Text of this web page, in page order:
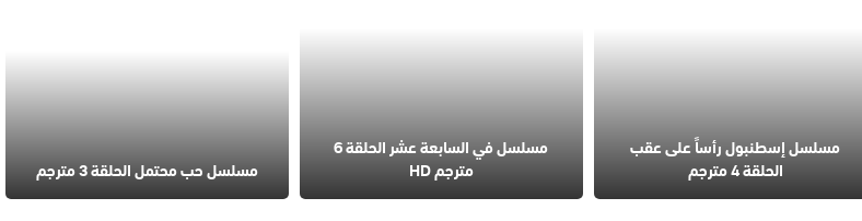
مسلسل إسطنبول رأساً على عقب
الحلقة 4 مترجم
مسلسل في السابعة عشر الحلقة 6
مترجم HD
مسلسل حب محتمل الحلقة 3 مترجم